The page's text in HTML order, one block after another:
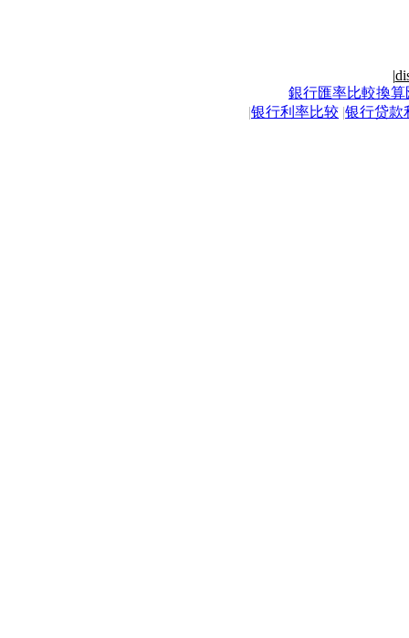
|
銀行匯率比較換算
|银行利率比较 |银行贷款